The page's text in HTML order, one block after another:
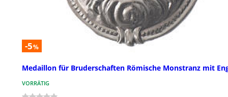
-5%
Medaillon für Bruderschaften Römische Monstranz mit
VORRÄTIG